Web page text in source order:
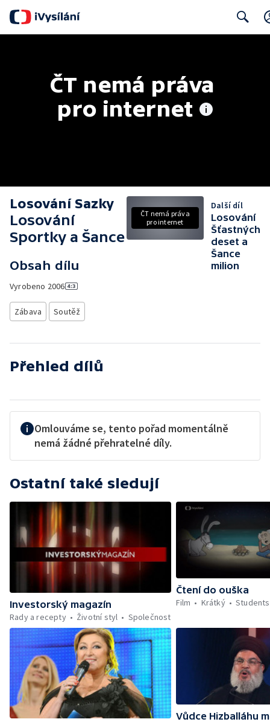
ČT nemá práva
pro internet
Losování Sazky
Losování
Sportky a Šance
Obsah dílu
Vyrobeno 2006
Zábava Soutěž
ČT nemá práva
pro internet
Další díl
Losování
Šťastných
deset a
Šance
milion
Přehled dílů
Omlouváme se, tento pořad momentálně
nemá žádné přehratelné díly.
Ostatní také sledují
Investorský magazín
Rady a recepty
Životní styl Společnost
Čtení do ouška
Film
Krátký
Vůdce Hizballáhu